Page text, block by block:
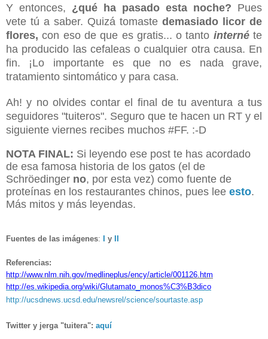
Y entonces, ¿qué ha pasado esta noche? Pues
vete tú a saber. Quizá tomaste demasiado licor de
flores, con eso de que es gratis... o tanto internéte
ha producido las cefaleas o cualquier otra causa. En
fin. ¡Lo importante es que no es nada grave,
tratamiento sintomático y para casa.
Ah! y no olvides contar el final de tu aventura a tus
seguidores "tuiteros". Seguro que te hacen un RT y el
siguiente viernes recibes muchos #FF. :-D
NOTA FINAL: Si leyendo ese post te has acordado
de esa famosa historia de los gatos (el de
Schröedinger no, por esta vez) como fuente de
proteínas en los restaurantes chinos, pues lee esto.
Más mitos y más leyendas.
Fuentes de las imágenes: y
Referencias:
http://www.nlm.nih.gov/medlineplus/ency/article/001126.htm
http://es.wikipedia.org/wiki/Glutamato_monos%C3%B3dico
http://ucsdnews.ucsd.edu/newsrel/science/sourtaste.asp
Twitter y jerga "tuitera": aquí